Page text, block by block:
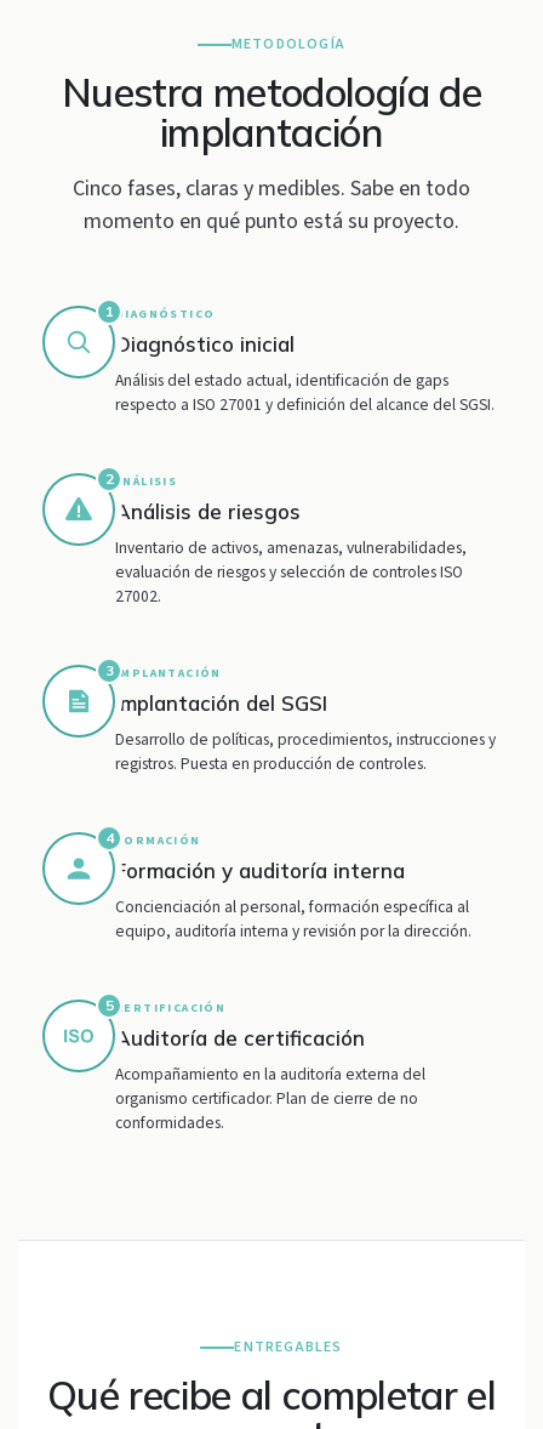
METODOLOGÍA
Nuestra metodología de
implantación
Cinco fases, claras y medibles. Sabe en todo
momento en qué punto está su proyecto.
1 DIAGNÓSTICO
Diagnóstico inicial
Análisis del estado actual, identificación de gaps
respecto a ISO 27001 y definición del alcance del SGSI.
2 ANÁLISIS
Análisis de riesgos
Inventario de activos, amenazas, vulnerabilidades,
evaluación de riesgos y selección de controles ISO
27002.
3 IMPLANTACIÓN
Implantación del SGSI
Desarrollo de políticas, procedimientos, instrucciones y
registros. Puesta en producción de controles.
4 FORMACIÓN
Formación y auditoría interna
Concienciación al personal, formación específica al
equipo, auditoría interna y revisión por la dirección.
5 CERTIFICACIÓN
Auditoría de certificación
Acompañamiento en la auditoría externa del
organismo certificador. Plan de cierre de no
conformidades.
ENTREGABLES
Qué recibe al completar el